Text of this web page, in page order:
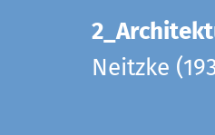
Neitzke